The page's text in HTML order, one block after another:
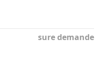
sure demande